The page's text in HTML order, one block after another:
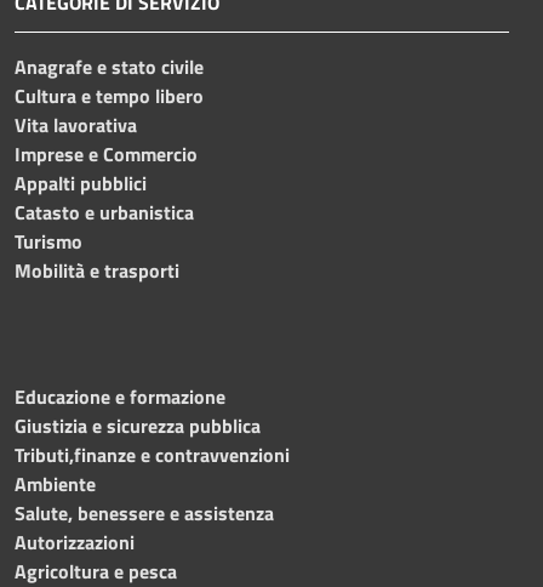
Anagrafe e stato civile
Cultura e tempo libero
Vita lavorativa
Imprese e Commercio
Appalti pubblici
Catasto e urbanistica
Turismo
Mobilità e trasporti
Educazione e formazione
Giustizia e sicurezza pubblica
Tributi,finanze e contravvenzioni
Ambiente
Salute, benessere e assistenza
Autorizzazioni
Agricoltura e pesca